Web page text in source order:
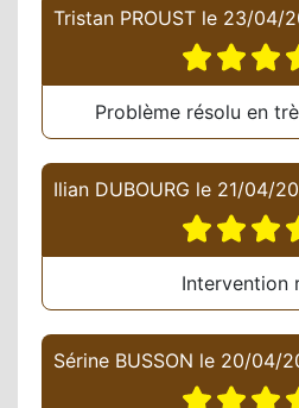
Tristan PROUST le 23/04/
Problème résolu en
Ilian DUBOURG le 21/04/
Intervention
Sérine BUSSON le 20/04/